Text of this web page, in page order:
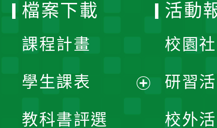
檔案下載
課程計畫
學生課表
教科書評選
活動
校園
研習
校外